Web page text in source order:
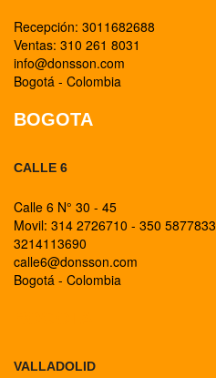
Recepción: 3011682688
Ventas: 310 261 8031
info@donsson.com
Bogotá - Colombia
BOGOTA
CALLE 6
Calle 6 N° 30 - 45
Movil: 314 2726710 - 350 5877833
3214113690
calle6@donsson.com
Bogotá - Colombia
VALLADOLID